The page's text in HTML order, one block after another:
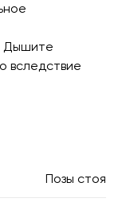
Дышите
вследствие
Позы стоя